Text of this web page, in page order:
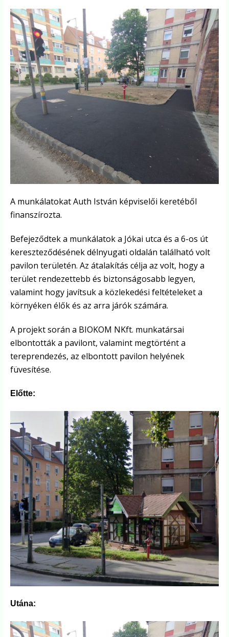
A munkálatokat Auth István képviselői keretéből
finanszírozta.
Befejeződtek a munkálatok a Jókai utca és a 6-os út
kereszteződésének délnyugati oldalán található volt
pavilon területén. Az átalakítás célja az volt, hogy a
terület rendezettebb és biztonságosabb legyen,
valamint hogy javítsuk a közlekedési feltételeket a
környéken élők és az arra járók számára.
A projekt során a BIOKOM NKft. munkatársai
elbontották a pavilont, valamint megtörtént a
tereprendezés, az elbontott pavilon helyének
füvesítése.
Előtte:
Utána: